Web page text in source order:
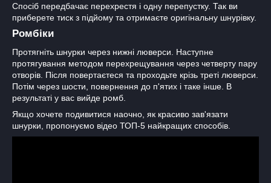
Спосіб передбачає перехрестя і одну перепустку. Так ви
приберете тиск з підйому та отримаєте оригінальну шнурівку.
Ромбіки
Протягніть шнурки через нижні люверси. Наступне
протягування методом перехрещування через четверту пару
отворів. Після повертаєтеся та проходьте крізь треті люверси.
Потім через шости, повернення до п'ятих і таке інше. В
результаті у вас вийде ромб.
Якщо хочете подивитися наочно, як красиво зав'язати
шнурки, пропонуємо відео ТОП-5 найкращих способів.